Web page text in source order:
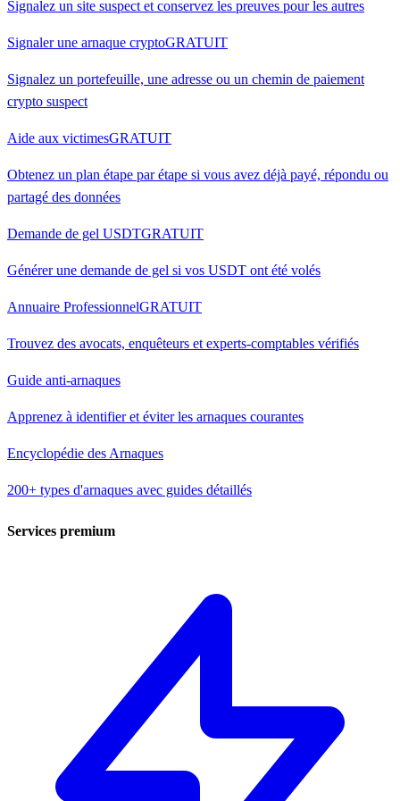
Signalez un site suspect et conservez les preuves pour les autres
Signaler une arnaque cryptoGRATUIT
Signalez un portefeuille, une adresse ou un chemin de paiement
crypto suspect
Aide aux victimesGRATUIT
Obtenez un plan étape par étape si vous avez déjà payé, répondu ou
partagé des données
Demande de gel USDTGRATUIT
Générer une demande de gel si vos USDT ont été volés
Annuaire ProfessionnelGRATUIT
Trouvez des avocats, enquêteurs et experts-comptables vérifiés
Guide anti-arnaques
Apprenez à identifier et éviter les arnaques courantes
Encyclopédie des Arnaques
200+ types d'arnaques avec guides détaillés
Services premium